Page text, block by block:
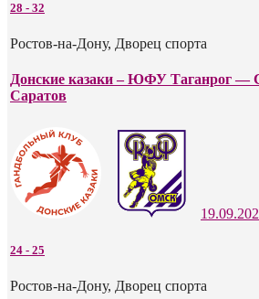
28 - 32
Ростов-на-Дону, Дворец спорта
Донские казаки – ЮФУ Таганрог —
Саратов
24 - 25
Ростов-на-Дону, Дворец спорта